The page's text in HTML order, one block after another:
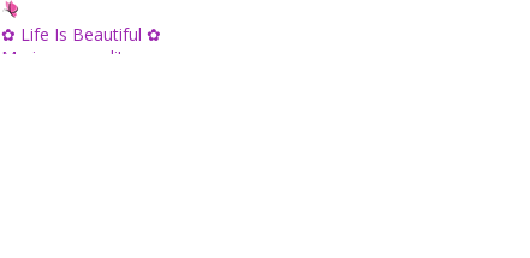
✿ Life Is Beautiful ✿
Mari mengundi!